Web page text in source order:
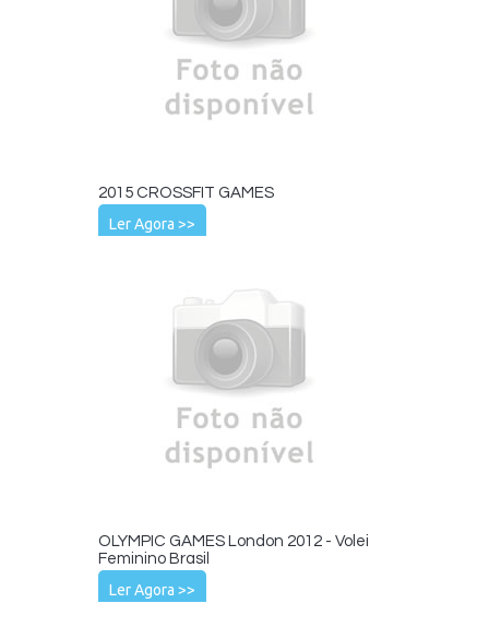
2015 CROSSFIT GAMES
Ler Agora >>
OLYMPIC GAMES London 2012 - Volei
Feminino Brasil
Ler Agora >>